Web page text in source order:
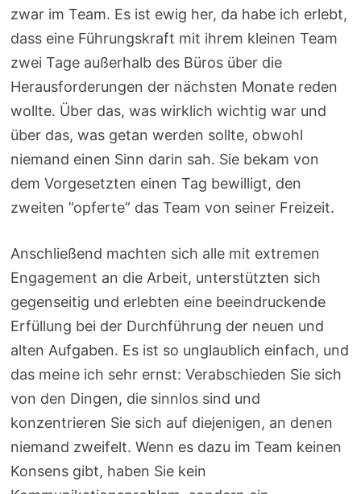
zwar im Team. Es ist ewig her, da habe ich erlebt,
dass eine Führungskraft mit ihrem kleinen Team
zwei Tage außerhalb des Büros über die
Herausforderungen der nächsten Monate reden
wollte. Über das, was wirklich wichtig war und
über das, was getan werden sollte, obwohl
niemand einen Sinn darin sah. Sie bekam von
dem Vorgesetzten einen Tag bewilligt, den
zweiten ”opferte” das Team von seiner Freizeit.
Anschließend machten sich alle mit extremen
Engagement an die Arbeit, unterstützten sich
gegenseitig und erlebten eine beeindruckende
Erfüllung bei der Durchführung der neuen und
alten Aufgaben. Es ist so unglaublich einfach, und
das meine ich sehr ernst: Verabschieden Sie sich
von den Dingen, die sinnlos sind und
konzentrieren Sie sich auf diejenigen, an denen
niemand zweifelt. Wenn es dazu im Team keinen
Konsens gibt, haben Sie kein